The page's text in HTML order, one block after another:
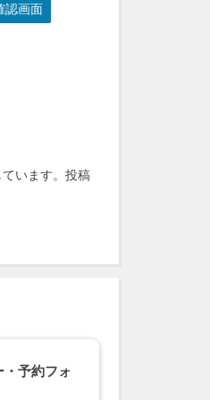
認画面
います。投稿
予約フォ